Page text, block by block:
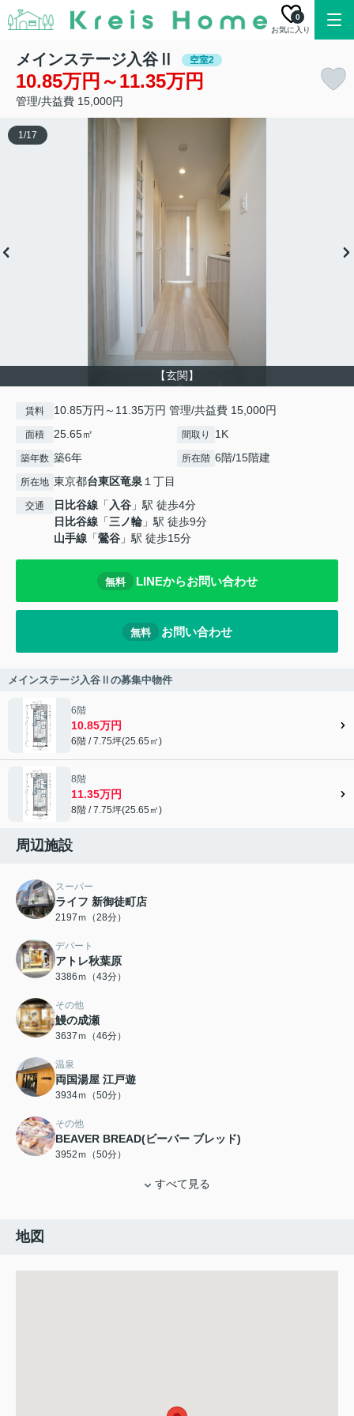
お気に入り
0
メインステージ入谷Ⅱ 空室2
10.85万円～11.35万円
管理/共益費 15,000円
【玄関】
1/17
賃料 10.85万円～11.35万円 管理/共益費 15,000円
面積 25.65㎡ 間取り 1K
築年数 築6年 所在階 6階/15階建
所在地 東京都台東区竜泉１丁目
交通 日比谷線 「入谷 」駅 徒歩4分
日比谷線 「三ノ輪 」駅 徒歩9分
山手線 「鶯谷 」駅 徒歩15分
無料 LINEからお問い合わせ
無料 お問い合わせ
メインステージ入谷Ⅱの募集中物件
6階
10.85万円
6階 / 7.75坪(25.65㎡)
8階
11.35万円
8階 / 7.75坪(25.65㎡)
周辺施設
スーパー
ライフ 新御徒町店
2197ｍ（28分）
デパート
アトレ秋葉原
3386ｍ（43分）
その他
鰻の成瀬
3637ｍ（46分）
温泉
両国湯屋 江戸遊
3934ｍ（50分）
その他
BEAVER BREAD(ビーバー ブレッド)
3952ｍ（50分）
すべて見る
地図